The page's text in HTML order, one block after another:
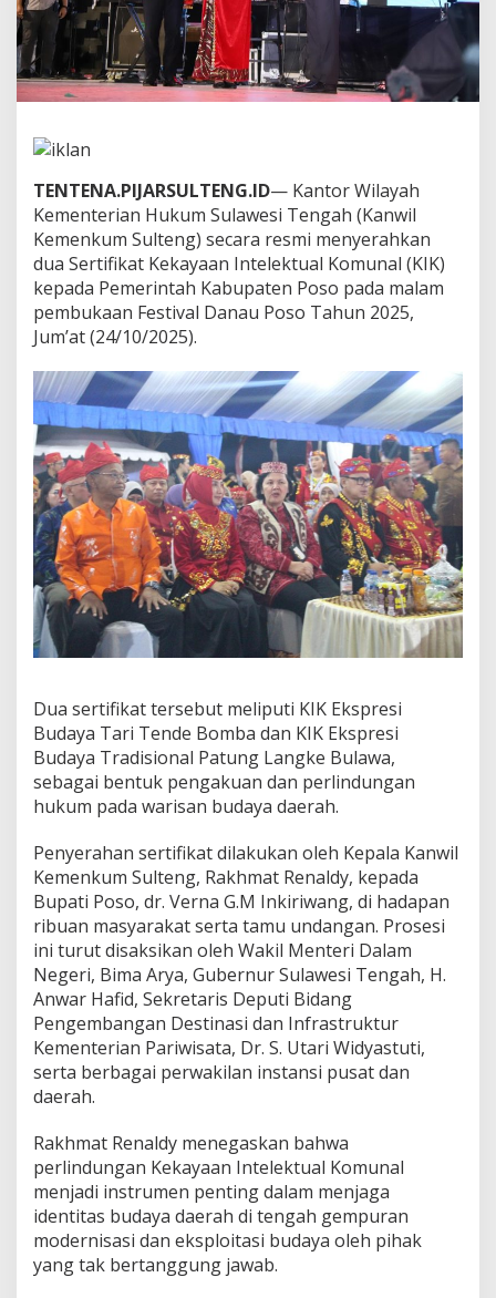
e
m
e
n
k
r
a
h
k
a
n
2
S
r
t
i
f
i
k
a
t
K
I
K
S
a
r
h
e
l
a
t
n
F
D
P
2
0
2
5
TENTENA.PIJARSULTENG.ID— Kantor Wilayah
Kementerian Hukum Sulawesi Tengah (Kanwil
Kemenkum Sulteng) secara resmi menyerahkan
dua Sertifikat Kekayaan Intelektual Komunal (KIK)
kepada Pemerintah Kabupaten Poso pada malam
pembukaan Festival Danau Poso Tahun 2025,
Jum’at (24/10/2025).
Dua sertifikat tersebut meliputi KIK Ekspresi
Budaya Tari Tende Bomba dan KIK Ekspresi
Budaya Tradisional Patung Langke Bulawa,
sebagai bentuk pengakuan dan perlindungan
hukum pada warisan budaya daerah.
Penyerahan sertifikat dilakukan oleh Kepala Kanwil
Kemenkum Sulteng, Rakhmat Renaldy, kepada
Bupati Poso, dr. Verna G.M Inkiriwang, di hadapan
ribuan masyarakat serta tamu undangan. Prosesi
ini turut disaksikan oleh Wakil Menteri Dalam
Negeri, Bima Arya, Gubernur Sulawesi Tengah, H.
Anwar Hafid, Sekretaris Deputi Bidang
Pengembangan Destinasi dan Infrastruktur
Kementerian Pariwisata, Dr. S. Utari Widyastuti,
serta berbagai perwakilan instansi pusat dan
daerah.
Rakhmat Renaldy menegaskan bahwa
perlindungan Kekayaan Intelektual Komunal
menjadi instrumen penting dalam menjaga
identitas budaya daerah di tengah gempuran
modernisasi dan eksploitasi budaya oleh pihak
yang tak bertanggung jawab.